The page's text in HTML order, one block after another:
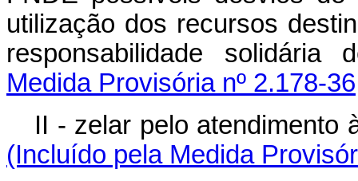
utilização dos recursos
responsabilidade
Medida Provisória nº 2.178-
II - zelar pelo atendimento
(Incluído pela Medida